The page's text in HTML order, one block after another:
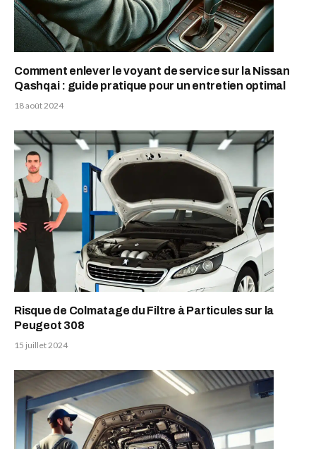
Comment enlever le voyant de service sur la Nissan
Qashqai : guide pratique pour un entretien optimal
18 août 2024
Risque de Colmatage du Filtre à Particules sur la
Peugeot 308
15 juillet 2024